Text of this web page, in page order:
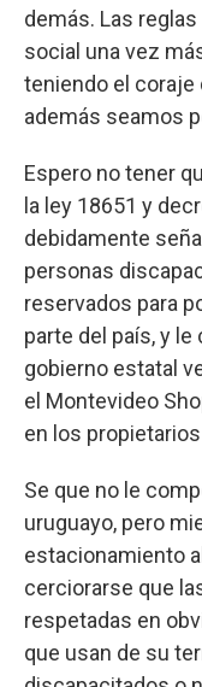
demás. Las
social una vez
teniendo el
además seamos
Espero no tener
la ley 18651 y
debidamente
personas
reservados para
parte del país, y le
gobierno estatal
el Montevideo
en los
Se que no le
uruguayo, pero
estacionamiento
cerciorarse que
respetadas en
que usan de su